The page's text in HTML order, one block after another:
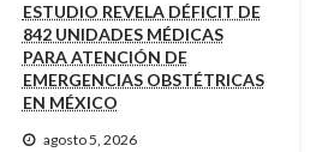
ESTUDIO REVELA DÉFICIT DE
842 UNIDADES MÉDICAS
PARA ATENCIÓN DE
EMERGENCIAS OBSTÉTRICAS
EN MÉXICO
agosto 5, 2026